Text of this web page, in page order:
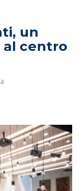
un
centro